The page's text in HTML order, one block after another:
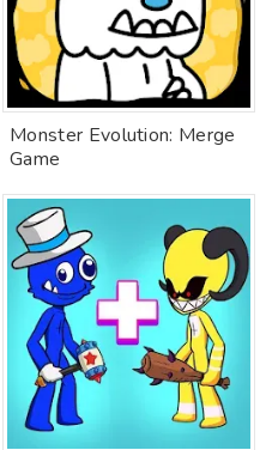
Monster Evolution: Merge
Game